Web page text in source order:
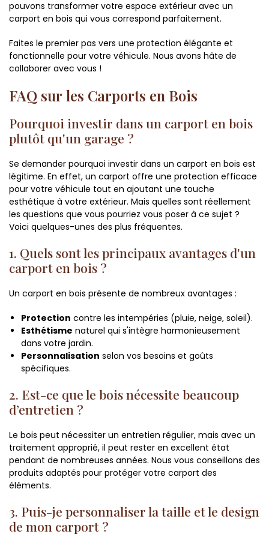
pouvons transformer votre espace extérieur avec un
carport en bois qui vous correspond parfaitement.
Faites le premier pas vers une protection élégante et
fonctionnelle pour votre véhicule. Nous avons hâte de
collaborer avec vous !
FAQ sur les Carports en Bois
Pourquoi investir dans un carport en bois
plutôt qu'un garage ?
Se demander pourquoi investir dans un carport en bois est
légitime. En effet, un carport offre une protection efficace
pour votre véhicule tout en ajoutant une touche
esthétique à votre extérieur. Mais quelles sont réellement
les questions que vous pourriez vous poser à ce sujet ?
Voici quelques-unes des plus fréquentes.
1. Quels sont les principaux avantages d'un
carport en bois ?
Un carport en bois présente de nombreux avantages :
Protection contre les intempéries (pluie, neige, soleil).
Esthétisme naturel qui s'intègre harmonieusement
dans votre jardin.
Personnalisation selon vos besoins et goûts
spécifiques.
2. Est-ce que le bois nécessite beaucoup
d’entretien ?
Le bois peut nécessiter un entretien régulier, mais avec un
traitement approprié, il peut rester en excellent état
pendant de nombreuses années. Nous vous conseillons des
produits adaptés pour protéger votre carport des
éléments.
3. Puis-je personnaliser la taille et le design
de mon carport ?